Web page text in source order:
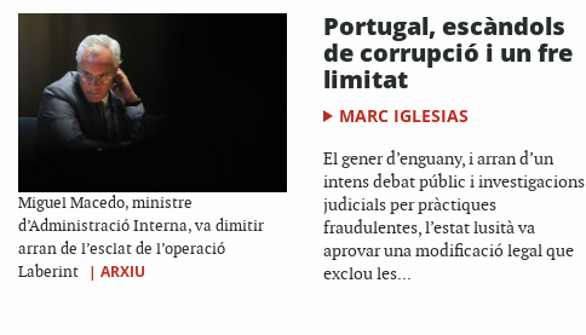
Miguel Macedo, ministre
d’Administració Interna, va dimitir
arran de l’esclat de l’operació
Laberint
| ARXIU
Portugal, escàndols
de corrupció i un fre
limitat
MARC IGLESIAS
El gener d’enguany, i arran d’un
intens debat públic i investigacions
judicials per pràctiques
fraudulentes, l’estat lusità va
aprovar una modificació legal que
exclou les...